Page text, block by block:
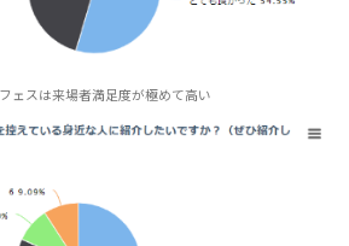
ェスは来場者満足度が極めて高い